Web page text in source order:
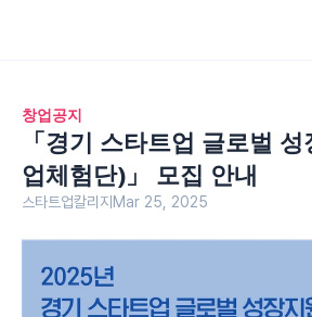
창업공지
「경기 스타트업 글로벌
업체험단)」 모집 안내
스타트업칼리지 Mar 25, 2025